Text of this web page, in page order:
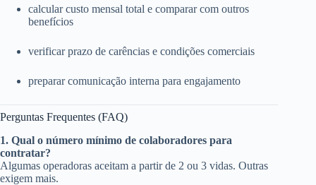
calcular custo mensal total e comparar com outros
benefícios
verificar prazo de carências e condições comerciais
preparar comunicação interna para engajamento
Perguntas Frequentes (FAQ)
1. Qual o número mínimo de colaboradores para
contratar?
Algumas operadoras aceitam a partir de 2 ou 3 vidas. Outras
exigem mais.